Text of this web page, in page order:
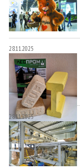
28.11.2025
28.11.2025